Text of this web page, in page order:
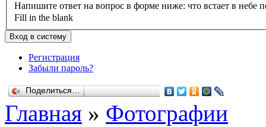
Напишите ответ на вопрос в форме ниже: что встает в небе
Fill in the blank
Регистрация
Забыли пароль?
Поделиться…
Главная » Фотографии